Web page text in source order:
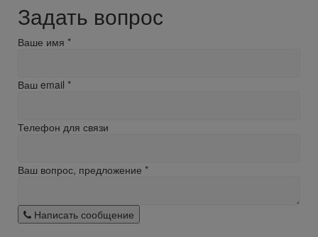
Задать вопрос
Ваше имя *
Ваш email *
Телефон для связи
Ваш вопрос, предложение *
Написать сообщение